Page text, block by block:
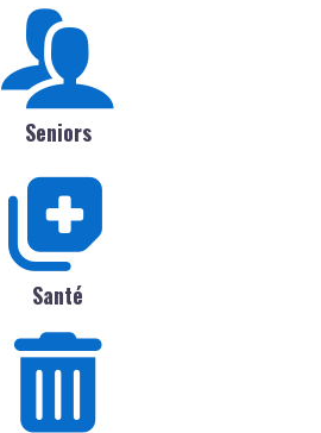
Seniors
Santé